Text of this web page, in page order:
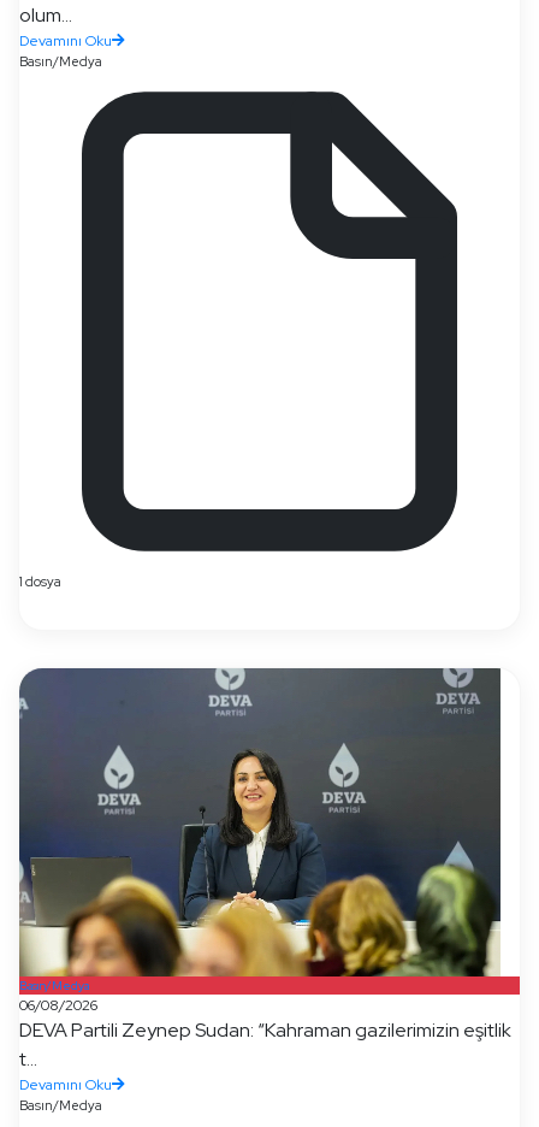
olum...
Devamını Oku
Basın/Medya
1 dosya
Basın/Medya
06/08/2026
DEVA Partili Zeynep Sudan: “Kahraman gazilerimizin eşitlik
t...
Devamını Oku
Basın/Medya